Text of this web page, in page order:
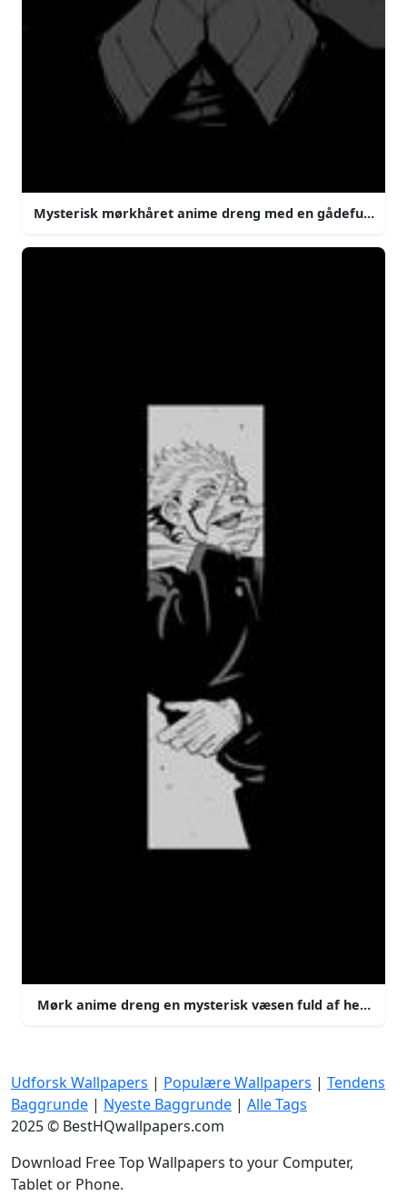
Mysterisk mørkhåret anime dreng med en gådefuld
Mørk anime dreng en mysterisk væsen fuld af
Udforsk Wallpapers | Populære Wallpapers | Tendens
Baggrunde | Nyeste Baggrunde | Alle Tags
2025 © BestHQwallpapers.com
Download Free Top Wallpapers to your Computer,
Tablet or Phone.